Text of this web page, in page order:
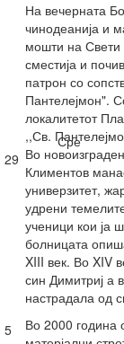
На вечерната
чинодеанија и
мошти на Свети
сместија и
патрон со
Пантелејмон".
локалитетот
,,Св.
Во
Климентов
универзитет,
удрени
ученици кои ја
болницата
XIII век. Во XIV
син Димитриј а
настрадала од
Во 2000 година
Сре
29
5